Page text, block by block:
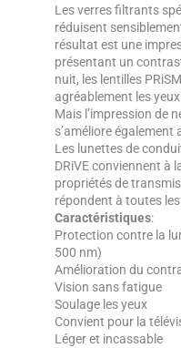
Les verres filtrants
réduisent
résultat est une
présentant un
nuit, les lentilles
agréablement les
Mais l’impression de
s’améliore également
Les lunettes de
DRiVE conviennent à
propriétés de
répondent à toutes
Caractéristiques:
Protection contre la
500 nm)
Amélioration du
Vision sans fatigue
Soulage les yeux
Convient pour la
Léger et incassable